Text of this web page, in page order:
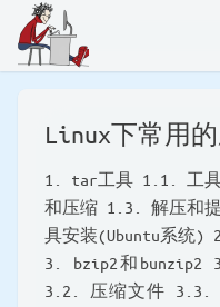
Linux下常用
1. tar工具 1.1. 工
和压缩 1.3. 解压和
具安装(Ubuntu系统
3. bzip2和bunzip2
3.2. 压缩文件 3.3.